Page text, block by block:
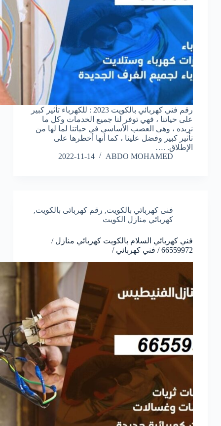
رقم فني كهربائي بالكويت 2023 : للكهرباء تأثير كبير
على حياتنا ، فهي توفر لنا جميع الخدمات وكل ما
نريده ، وهي العصب الأساسي في حياتنا لما لها من
تأثير كبير وفضل علينا ، كما أنها أخطرها على
الإطلاق. .…
ABDO MOHAMED
2022-11-14
فنى كهربائي بالكويت, رقم كهربائى بالكويت,
كهربائي منازل الكويت
فني كهربائي السلام بالكويت كهربائي منازل /
66559972 / فني كهربائي /